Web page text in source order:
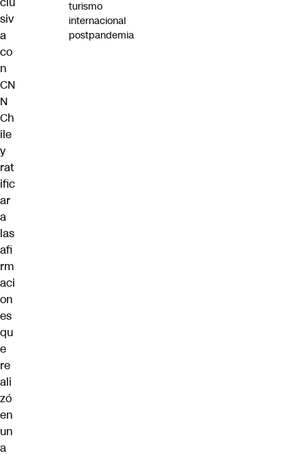
siv
a
co
n
CN
N
Ch
ile
y
rat
ific
ar
a
las
afi
rm
aci
on
es
qu
e
re
ali
zó
en
un
a
turismo
internacional
postpandemia